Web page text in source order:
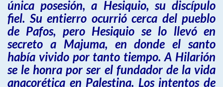
única posesión, a Hesiquio, su discípulo
fiel. Su entierro ocurrió cerca del pueblo
de Pafos, pero Hesiquio se lo llevó en
secreto a Majuma, en donde el santo
había vivido por tanto tiempo. A Hilarión
se le honra por ser el fundador de la vida
anacorética en Palestina. Los intentos de